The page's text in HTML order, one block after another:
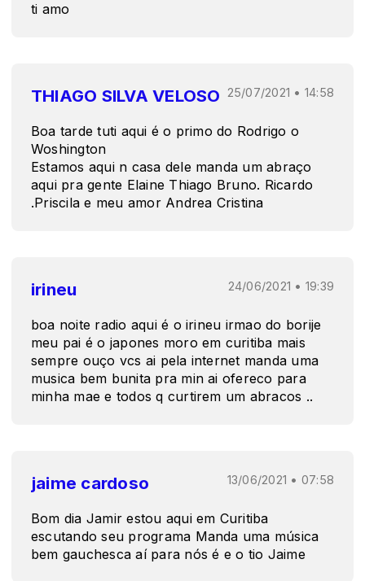
ti amo
THIAGO SILVA VELOSO 25/07/2021 • 14:58
Boa tarde tuti aqui é o primo do Rodrigo o
Woshington
Estamos aqui n casa dele manda um abraço
aqui pra gente Elaine Thiago Bruno. Ricardo
.Priscila e meu amor Andrea Cristina
irineu 24/06/2021 • 19:39
boa noite radio aqui é o irineu irmao do borije
meu pai é o japones moro em curitiba mais
sempre ouço vcs ai pela internet manda uma
musica bem bunita pra min ai ofereco para
minha mae e todos q curtirem um abracos ..
jaime cardoso 13/06/2021 • 07:58
Bom dia Jamir estou aqui em Curitiba
escutando seu programa Manda uma música
bem gauchesca aí para nós é e o tio Jaime